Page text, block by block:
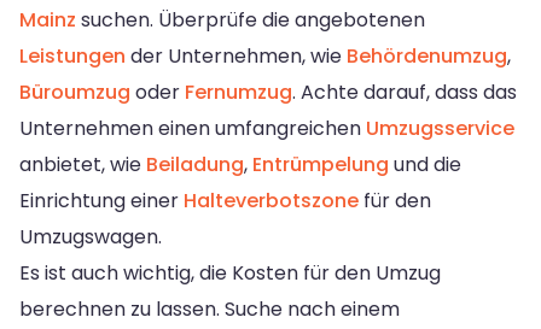
Mainz suchen. Überprüfe die angebotenen
Leistungen der Unternehmen, wie Behördenumzug,
Büroumzug oder Fernumzug. Achte darauf, dass das
Unternehmen einen umfangreichen Umzugsservice
anbietet, wie Beiladung, Entrümpelung und die
Einrichtung einer Halteverbotszone für den
Umzugswagen.
Es ist auch wichtig, die Kosten für den Umzug
berechnen zu lassen. Suche nach einem